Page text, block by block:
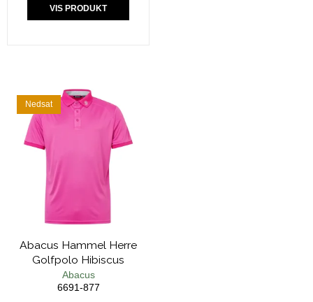
VIS PRODUKT
Nedsat
Abacus Hammel Herre
Golfpolo Hibiscus
Abacus
6691-877